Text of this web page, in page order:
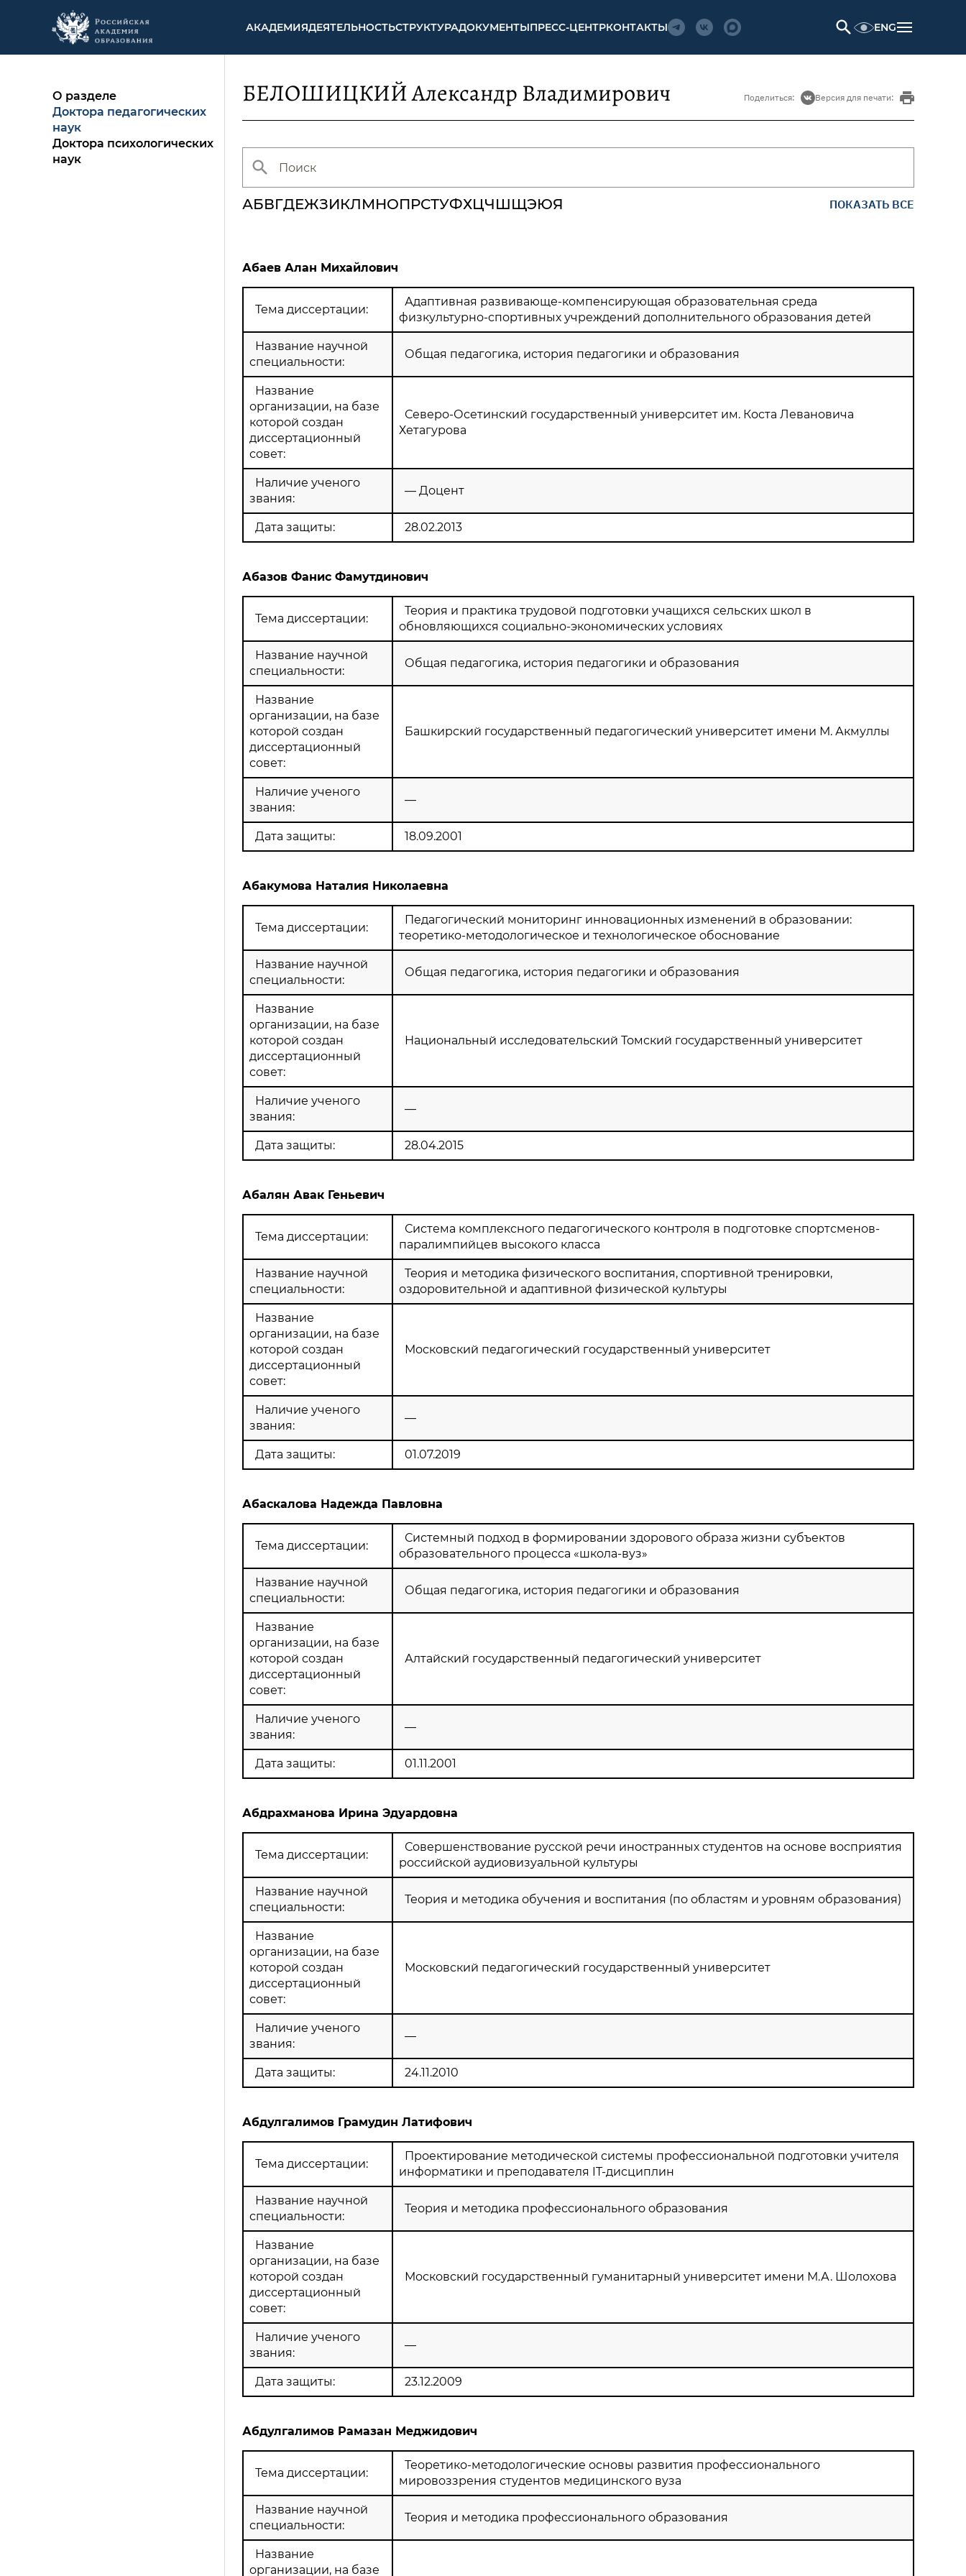
АКАДЕМИЯДЕЯТЕЛЬНОСТЬСТРУКТУРАДОКУМЕНТЫПРЕСС-ЦЕНТРКОНТАКТЫ ENG
О разделе
Доктора педагогических
наук
Доктора психологических
наук
БЕЛОШИЦКИЙ Александр Владимирович Поделиться: Версия для печати:
АБВГДЕЖЗИКЛМНОПРСТУФХЦЧШЩЭЮЯ ПОКАЗАТЬ ВСЕ
Абаев Алан Михайлович
Тема диссертации:
Адаптивная развивающе-компенсирующая образовательная среда
физкультурно-спортивных учреждений дополнительного образования детей
Название научной
специальности:
Общая педагогика, история педагогики и образования
Название
организации, на базе
которой создан
диссертационный
совет:
Северо-Осетинский государственный университет им. Коста Левановича
Хетагурова
Наличие ученого
звания:
— Доцент
Дата защиты: 28.02.2013
Абазов Фанис Фамутдинович
Тема диссертации:
Теория и практика трудовой подготовки учащихся сельских школ в
обновляющихся социально-экономических условиях
Название научной
специальности:
Общая педагогика, история педагогики и образования
Название
организации, на базе
которой создан
диссертационный
совет:
Башкирский государственный педагогический университет имени М. Акмуллы
Наличие ученого
звания:
—
Дата защиты: 18.09.2001
Абакумова Наталия Николаевна
Тема диссертации:
Педагогический мониторинг инновационных изменений в образовании:
теоретико-методологическое и технологическое обоснование
Название научной
специальности:
Общая педагогика, история педагогики и образования
Название
организации, на базе
которой создан
диссертационный
совет:
Национальный исследовательский Томский государственный университет
Наличие ученого
звания:
—
Дата защиты: 28.04.2015
Абалян Авак Геньевич
Тема диссертации:
Система комплексного педагогического контроля в подготовке спортсменов-
паралимпийцев высокого класса
Название научной
специальности:
Теория и методика физического воспитания, спортивной тренировки,
оздоровительной и адаптивной физической культуры
Название
организации, на базе
которой создан
диссертационный
совет:
Московский педагогический государственный университет
Наличие ученого
звания:
—
Дата защиты: 01.07.2019
Абаскалова Надежда Павловна
Тема диссертации:
Системный подход в формировании здорового образа жизни субъектов
образовательного процесса «школа-вуз»
Название научной
специальности:
Общая педагогика, история педагогики и образования
Название
организации, на базе
которой создан
диссертационный
совет:
Алтайский государственный педагогический университет
Наличие ученого
звания:
—
Дата защиты: 01.11.2001
Абдрахманова Ирина Эдуардовна
Тема диссертации:
Совершенствование русской речи иностранных студентов на основе восприятия
российской аудиовизуальной культуры
Название научной
специальности:
Теория и методика обучения и воспитания (по областям и уровням образования)
Название
организации, на базе
которой создан
диссертационный
совет:
Московский педагогический государственный университет
Наличие ученого
звания:
—
Дата защиты: 24.11.2010
Абдулгалимов Грамудин Латифович
Тема диссертации:
Проектирование методической системы профессиональной подготовки учителя
информатики и преподавателя IT-дисциплин
Название научной
специальности:
Теория и методика профессионального образования
Название
организации, на базе
которой создан
диссертационный
совет:
Московский государственный гуманитарный университет имени М.А. Шолохова
Наличие ученого
звания:
—
Дата защиты: 23.12.2009
Абдулгалимов Рамазан Меджидович
Тема диссертации:
Теоретико-методологические основы развития профессионального
мировоззрения студентов медицинского вуза
Название научной
специальности:
Теория и методика профессионального образования
Название
организации, на базе